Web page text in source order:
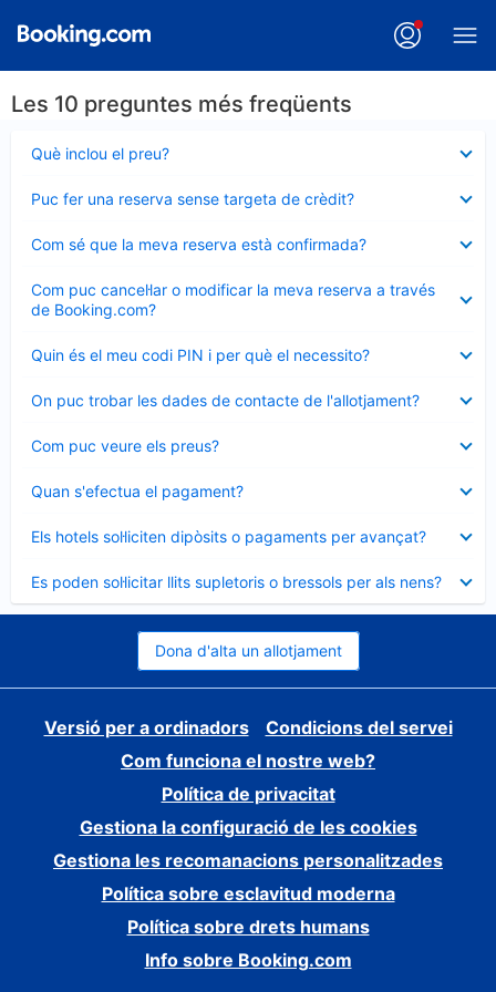
Les 10 preguntes més freqüents
Què inclou el preu?
tancat
Puc fer una reserva sense targeta de crèdit?
tancat
Com sé que la meva reserva està confirmada?
tancat
Com puc cancel·lar o modificar la meva reserva a través
de Booking.com?
tancat
Quin és el meu codi PIN i per què el necessito?
tancat
On puc trobar les dades de contacte de l'allotjament?
tancat
Com puc veure els preus?
tancat
Quan s'efectua el pagament?
tancat
Els hotels sol·liciten dipòsits o pagaments per avançat?
tancat
Es poden sol·licitar llits supletoris o bressols per als nens?
tancat
Dona d'alta un allotjament
Versió per a ordinadors
Condicions del servei
Com funciona el nostre web?
Política de privacitat
Gestiona la configuració de les cookies
Gestiona les recomanacions personalitzades
Política sobre esclavitud moderna
Política sobre drets humans
Info sobre Booking.com